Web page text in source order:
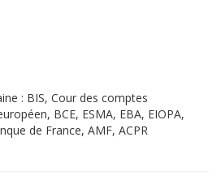
: BIS, Cour des comptes
BCE, ESMA, EBA, EIOPA,
de France, AMF, ACPR